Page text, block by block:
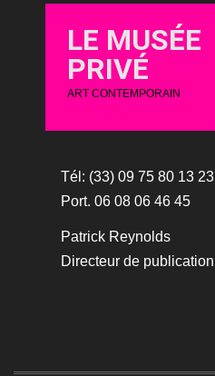
LE MUSÉE
PRIVÉ
ART CONTEMPORAIN
Tél: (33) 09 75 80 13 23
Port. 06 08 06 46 45
Patrick Reynolds
Directeur de publication